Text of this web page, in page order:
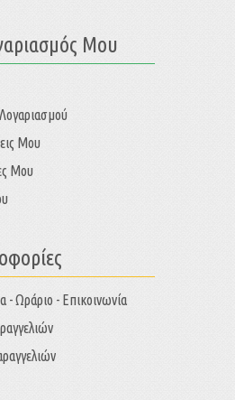
Μου
Μου
Μου
- Ωράριο - Επικοινωνία